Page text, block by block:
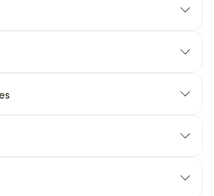
la perte de poids
<75kg